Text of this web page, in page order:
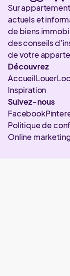
Sur
actuels et
de biens
des conseils
de votre
Découvrez
AccueilLouer
Inspiration
Suivez-nous
Facebook
Politique de
Online